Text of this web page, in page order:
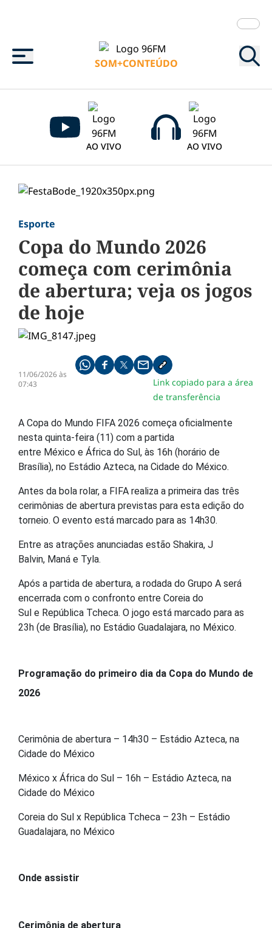
Menu
SOM+CONTEÚDO
AO VIVO AO VIVO
Esporte
Copa do Mundo 2026
começa com cerimônia
de abertura; veja os jogos
de hoje
11/06/2026 às
07:43
Compartilhe pelo whatsapp
Compartilhar no facebook
Compartilhar no twitter
Compartilhe pelo email
Copiar link da notícia
Link copiado para a área
de transferência
A Copa do Mundo FIFA 2026 começa oficialmente
nesta quinta-feira (11) com a partida
entre México e África do Sul, às 16h (horário de
Brasília), no Estádio Azteca, na Cidade do México.
Antes da bola rolar, a FIFA realiza a primeira das três
cerimônias de abertura previstas para esta edição do
torneio. O evento está marcado para as 14h30.
Entre as atrações anunciadas estão Shakira, J
Balvin, Maná e Tyla.
Após a partida de abertura, a rodada do Grupo A será
encerrada com o confronto entre Coreia do
Sul e República Tcheca. O jogo está marcado para as
23h (de Brasília), no Estádio Guadalajara, no México.
Programação do primeiro dia da Copa do Mundo de
2026
Cerimônia de abertura – 14h30 – Estádio Azteca, na
Cidade do México
México x África do Sul – 16h – Estádio Azteca, na
Cidade do México
Coreia do Sul x República Tcheca – 23h – Estádio
Guadalajara, no México
Onde assistir
Cerimônia de abertura